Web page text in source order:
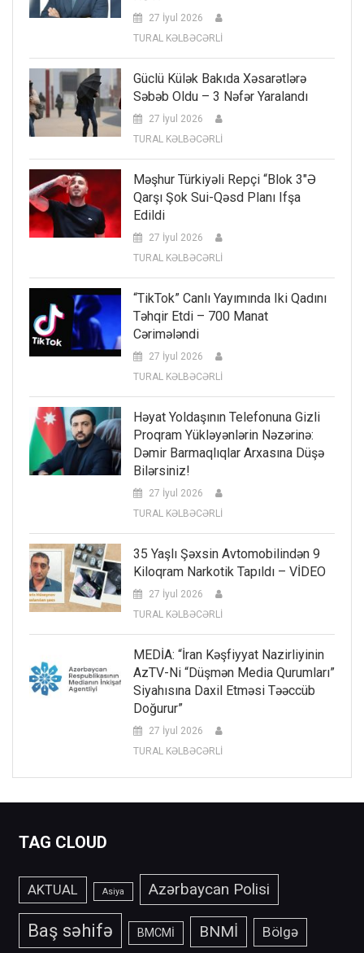
27 İyul 2026
TURAL KƏLBƏCƏRLİ
Güclü Külək Bakıda Xəsarətlərə
Səbəb Oldu – 3 Nəfər Yaralandı
27 İyul 2026
TURAL KƏLBƏCƏRLİ
Məşhur Türkiyəli Repçi “Blok 3″ə
Qarşı Şok Sui-Qəsd Planı Ifşa
Edildi
27 İyul 2026
TURAL KƏLBƏCƏRLİ
“TikTok” Canlı Yayımında Iki Qadını
Təhqir Etdi – 700 Manat
Cərimələndi
27 İyul 2026
TURAL KƏLBƏCƏRLİ
Həyat Yoldaşının Telefonuna Gizli
Proqram Yükləyənlərin Nəzərinə:
Dəmir Barmaqlıqlar Arxasına Düşə
Bilərsiniz!
27 İyul 2026
TURAL KƏLBƏCƏRLİ
35 Yaşlı Şəxsin Avtomobilindən 9
Kiloqram Narkotik Tapıldı – VİDEO
27 İyul 2026
TURAL KƏLBƏCƏRLİ
MEDİA: “İran Kəşfiyyat Nazirliyinin
AzTV-Ni “düşmən Media Qurumları”
Siyahısına Daxil Etməsi Təəccüb
Doğurur”
27 İyul 2026
TURAL KƏLBƏCƏRLİ
TAG CLOUD
AKTUAL Asiya Azərbaycan Polisi
Baş səhifə BMCMİ BNMİ Bölgə